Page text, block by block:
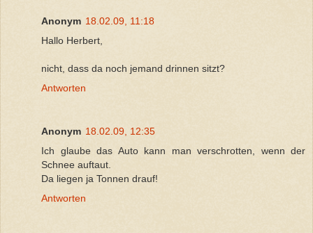
Anonym 18.02.09, 11:18
Hallo Herbert,
nicht, dass da noch jemand drinnen sitzt?
Antworten
Anonym 18.02.09, 12:35
Ich glaube das Auto kann man verschrotten, wenn der
Schnee auftaut.
Da liegen ja Tonnen drauf!
Antworten